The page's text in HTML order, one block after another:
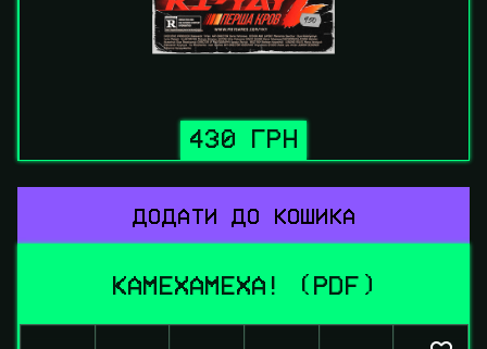
430 ГРН
ДОДАТИ ДО КОШИКА
КАМЕХАМЕХА! (PDF)